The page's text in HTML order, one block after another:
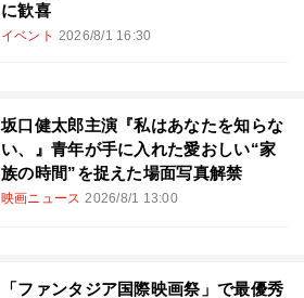
に歓喜
イベント 2026/8/1 16:30
坂口健太郎主演『私はあなたを知らな
い、』青年が手に入れた愛おしい“家
族の時間”を捉えた場面写真解禁
映画ニュース 2026/8/1 13:00
「ファンタジア国際映画祭」で最優秀